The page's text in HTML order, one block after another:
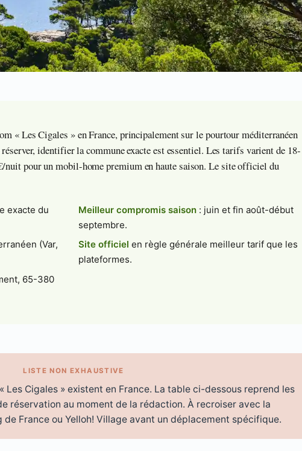
« Les Cigales » en France, principalement sur le pourtour méditerranéen
identifier la commune exacte est essentiel. Les tarifs varient de 18-
nuit pour un mobil-home premium en haute saison. Le site officiel du
exacte du
(Var,
65-380
Meilleur compromis saison: juin et fin août-début
septembre.
Site officiel en règle générale meilleur tarif que les
plateformes.
LISTE NON EXHAUSTIVE
Les Cigales » existent en France. La table ci-dessous reprend les
réservation au moment de la rédaction. À recroiser avec la
France ou Yelloh! Village avant un déplacement spécifique.